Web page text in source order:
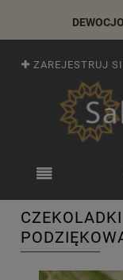
ZAREJESTRUJ